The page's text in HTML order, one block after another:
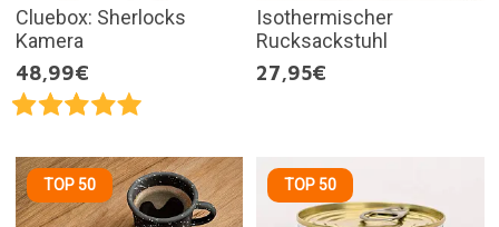
Cluebox: Sherlocks
Kamera
48,99€
Isothermischer
Rucksackstuhl
27,95€
TOP 50 TOP 50